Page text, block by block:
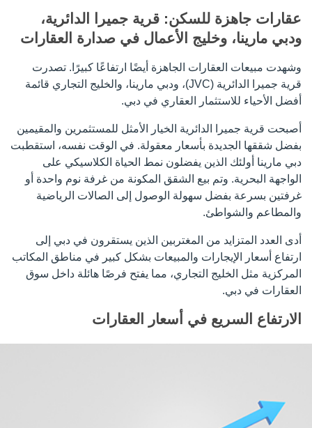
عقارات جاهزة للسكن: قرية جميرا الدائرية،
ودبي مارينا، وخليج الأعمال في صدارة العقارات
وشهدت مبيعات العقارات الجاهزة أيضًا ارتفاعًا كبيرًا. تصدرت
قرية جميرا الدائرية (JVC)، ودبي مارينا، والخليج التجاري قائمة
أفضل الأحياء للاستثمار العقاري في دبي.
أصبحت قرية جميرا الدائرية الخيار الأمثل للمستثمرين والمقيمين
بفضل شققها الجديدة بأسعار معقولة. في الوقت نفسه، استقطبت
دبي مارينا أولئك الذين يفضلون نمط الحياة الكلاسيكي على
الواجهة البحرية. وتم بيع الشقق المكونة من غرفة نوم واحدة أو
غرفتين بسرعة بفضل سهولة الوصول إلى الصالات الرياضية
والمطاعم والشواطئ.
أدى العدد المتزايد من المغتربين الذين يستقرون في دبي إلى
ارتفاع أسعار الإيجارات والمبيعات بشكل كبير في مناطق المكاتب
المركزية مثل الخليج التجاري، مما يفتح فرصًا هائلة داخل سوق
العقارات في دبي.
الارتفاع السريع في أسعار العقارات